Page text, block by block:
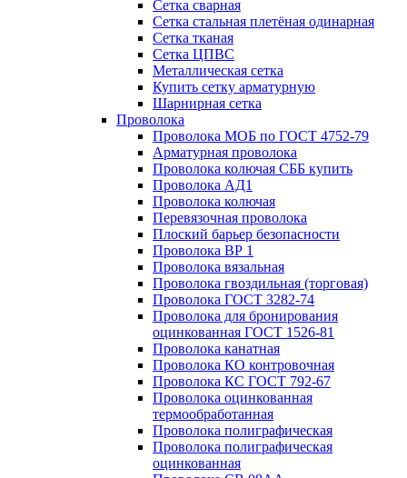
Сетка сварная
Сетка стальная плетёная одинарная
Сетка тканая
Сетка ЦПВС
Металлическая сетка
Купить сетку арматурную
Шарнирная сетка
Проволока
Проволока МОБ по ГОСТ 4752-79
Арматурная проволока
Проволока колючая СББ купить
Проволока АД1
Проволока колючая
Перевязочная проволока
Плоский барьер безопасности
Проволока ВР 1
Проволока вязальная
Проволока гвоздильная (торговая)
Проволока ГОСТ 3282-74
Проволока для бронирования
оцинкованная ГОСТ 1526-81
Проволока канатная
Проволока КО контровочная
Проволока КС ГОСТ 792-67
Проволока оцинкованная
термообработанная
Проволока полиграфическая
Проволока полиграфическая
оцинкованная